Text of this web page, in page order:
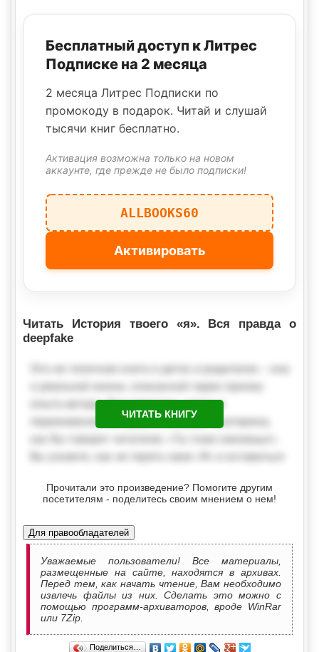
Бесплатный доступ к Литрес
Подписке на 2 месяца
2 месяца Литрес Подписки по
промокоду в подарок. Читай и слушай
тысячи книг бесплатно.
Активация возможна только на новом
аккаунте, где прежде не было подписки!
ALLBOOKS60
Активировать
Читать История твоего «я». Вся правда о
deepfake
ЧИТАТЬ КНИГУ
Прочитали это произведение? Помогите другим
посетителям - поделитесь своим мнением о нем!
Для правообладателей
Уважаемые пользователи! Все материалы,
размещенные на сайте, находятся в архивах.
Перед тем, как начать чтение, Вам необходимо
извлечь файлы из них. Сделать это можно с
помощью программ-архиваторов, вроде WinRar
или 7Zip.
Поделиться…